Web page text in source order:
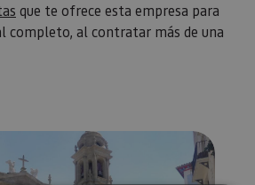
que te ofrece esta empresa para
completo, al contratar más de una